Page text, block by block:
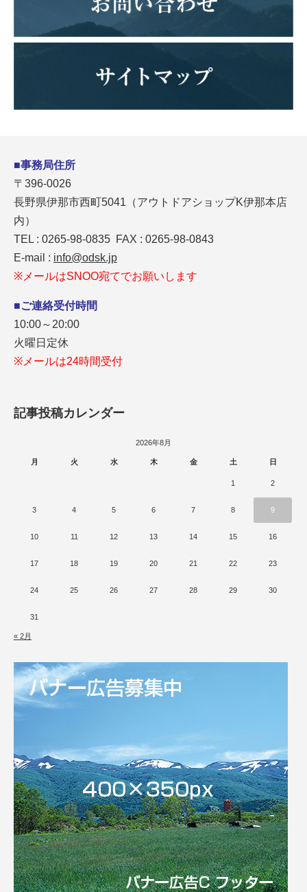
■事務局住所
〒396-0026
長野県伊那市西町5041（アウトドアショップK伊那本店
内）
TEL : 0265-98-0835 FAX : 0265-98-0843
E-mail : info@odsk.jp
※メールはSNOO宛てでお願いします
■ご連絡受付時間
10:00～20:00
火曜日定休
※メールは24時間受付
記事投稿カレンダー
2026年8月
月 火 水 木 金 土 日
1 2
3 4 5 6 7 8 9
10 11 12 13 14 15 16
17 18 19 20 21 22 23
24 25 26 27 28 29 30
31
« 2月